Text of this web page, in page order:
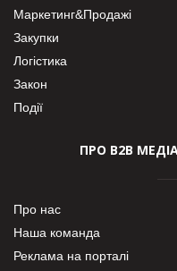
Маркетинг&Продажі
Закупки
Логістика
Закон
Події
ПРО В2В
Про нас
Наша команда
Реклама на порталі